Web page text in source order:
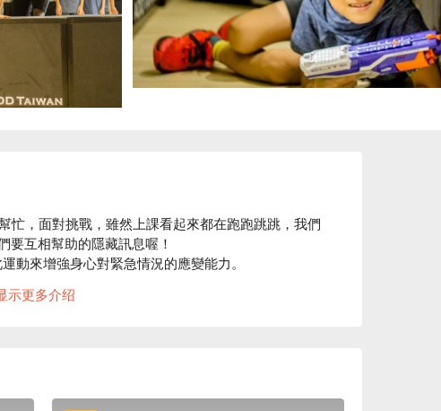
忙，面對挑戰，雖然上課看起來都在跑跑跳跳，我們
要互相幫助的隱藏訊息喔！
動來增強身心對緊急情況的應變能力。
。
示更多介绍